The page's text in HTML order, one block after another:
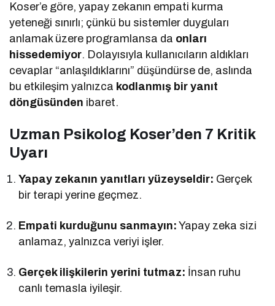
Koser’e göre, yapay zekanın empati kurma
yeteneği sınırlı; çünkü bu sistemler duyguları
anlamak üzere programlansa da onları
hissedemiyor. Dolayısıyla kullanıcıların aldıkları
cevaplar “anlaşıldıklarını” düşündürse de, aslında
bu etkileşim yalnızca kodlanmış bir yanıt
döngüsünden ibaret.
Uzman Psikolog Koser’den 7 Kritik
Uyarı
Yapay zekanın yanıtları yüzeyseldir: Gerçek
bir terapi yerine geçmez.
Empati kurduğunu sanmayın: Yapay zeka sizi
anlamaz, yalnızca veriyi işler.
Gerçek ilişkilerin yerini tutmaz: İnsan ruhu
canlı temasla iyileşir.